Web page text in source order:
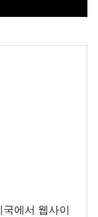
에서 웹사이